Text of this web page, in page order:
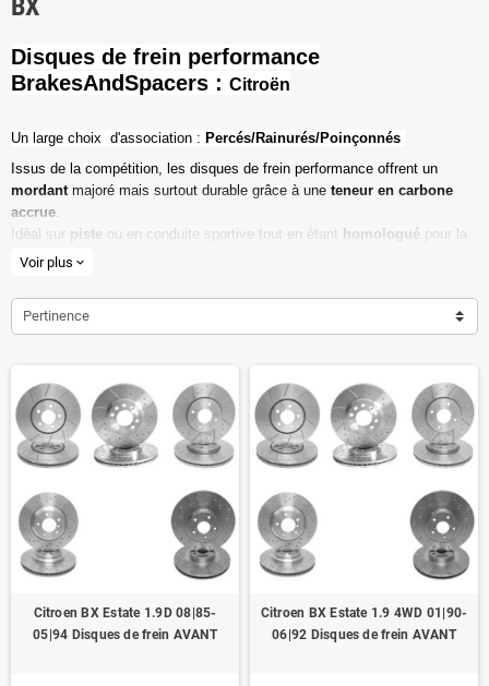
BX
Disques de frein performance
BrakesAndSpacers : Citroën
Un l arge choix d'association : Percés/Rainurés/Poinçonnés
Issus de la compétition, les disques de frein performance offrent un
mordant majoré mais surtout durable grâce à une teneur en carbone
accrue.
Idéal sur piste ou en conduite sportive tout en étant homologué pour la
route ouverte.
Dimensions d'origine respectées
Installation en lieu et place.
Homologué pour le contrôle technique
Voir plus expand_more
Pertinence
Citroen BX Estate 1.9D 08|85-
05|94 Disques de frein AVANT
Citroen BX Estate 1.9 4WD 01|90-
06|92 Disques de frein AVANT